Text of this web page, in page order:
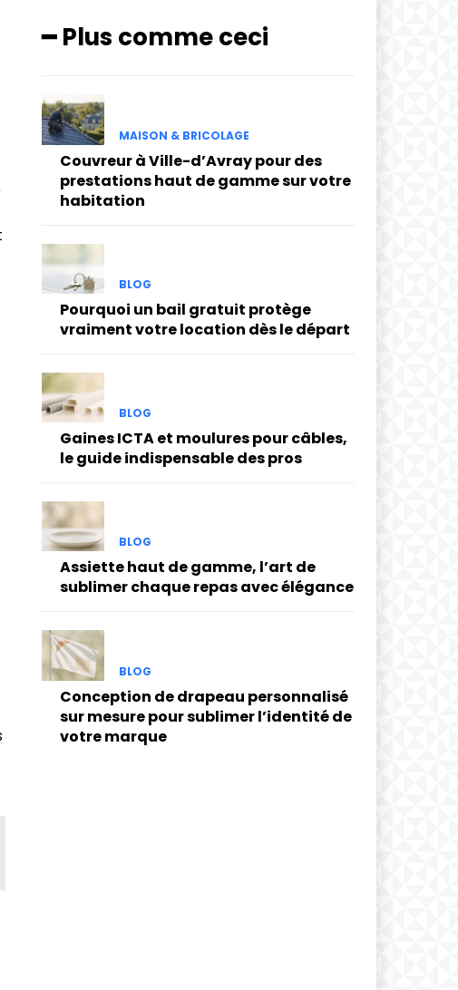
━ Plus comme ceci
MAISON & BRICOLAGE
Couvreur à Ville-d’Avray pour des
prestations haut de gamme sur votre
habitation
BLOG
Pourquoi un bail gratuit protège
vraiment votre location dès le départ
BLOG
Gaines ICTA et moulures pour câbles,
le guide indispensable des pros
BLOG
Assiette haut de gamme, l’art de
sublimer chaque repas avec élégance
BLOG
Conception de drapeau personnalisé
sur mesure pour sublimer l’identité de
votre marque